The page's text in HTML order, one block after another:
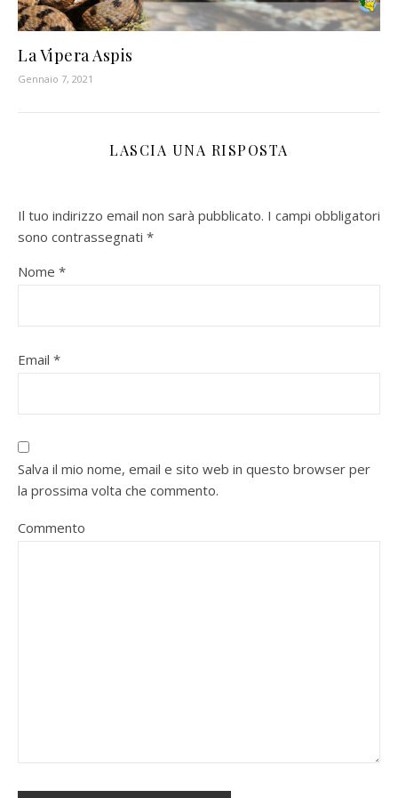
La Vipera Aspis
Gennaio 7, 2021
LASCIA UNA RISPOSTA
Il tuo indirizzo email non sarà pubblicato. I campi obbligatori
sono contrassegnati *
Nome *
Email *
Salva il mio nome, email e sito web in questo browser per
la prossima volta che commento.
Commento